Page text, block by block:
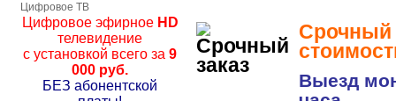
Срочный
Выезд
Цифровое ТВ
Цифровое эфирноеHD
телевидение
с установкой всего за 9
000 руб.
БЕЗ абонентской